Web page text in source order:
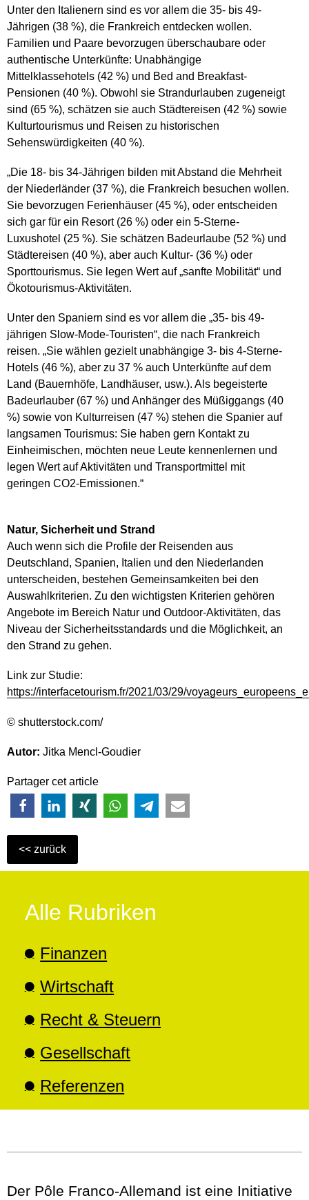
Unter den Italienern sind es vor allem die 35- bis 49-
Jährigen (38 %), die Frankreich entdecken wollen.
Familien und Paare bevorzugen überschaubare oder
authentische Unterkünfte: Unabhängige
Mittelklassehotels (42 %) und Bed and Breakfast-
Pensionen (40 %). Obwohl sie Strandurlauben zugeneigt
sind (65 %), schätzen sie auch Städtereisen (42 %) sowie
Kulturtourismus und Reisen zu historischen
Sehenswürdigkeiten (40 %).
„Die 18- bis 34-Jährigen bilden mit Abstand die Mehrheit
der Niederländer (37 %), die Frankreich besuchen wollen.
Sie bevorzugen Ferienhäuser (45 %), oder entscheiden
sich gar für ein Resort (26 %) oder ein 5-Sterne-
Luxushotel (25 %). Sie schätzen Badeurlaube (52 %) und
Städtereisen (40 %), aber auch Kultur- (36 %) oder
Sporttourismus. Sie legen Wert auf „sanfte Mobilität“ und
Ökotourismus-Aktivitäten.
Unter den Spaniern sind es vor allem die „35- bis 49-
jährigen Slow-Mode-Touristen“, die nach Frankreich
reisen. „Sie wählen gezielt unabhängige 3- bis 4-Sterne-
Hotels (46 %), aber zu 37 % auch Unterkünfte auf dem
Land (Bauernhöfe, Landhäuser, usw.). Als begeisterte
Badeurlauber (67 %) und Anhänger des Müßiggangs (40
%) sowie von Kulturreisen (47 %) stehen die Spanier auf
langsamen Tourismus: Sie haben gern Kontakt zu
Einheimischen, möchten neue Leute kennenlernen und
legen Wert auf Aktivitäten und Transportmittel mit
geringen CO2-Emissionen.“
Natur, Sicherheit und Strand
Auch wenn sich die Profile der Reisenden aus
Deutschland, Spanien, Italien und den Niederlanden
unterscheiden, bestehen Gemeinsamkeiten bei den
Auswahlkriterien. Zu den wichtigsten Kriterien gehören
Angebote im Bereich Natur und Outdoor-Aktivitäten, das
Niveau der Sicherheitsstandards und die Möglichkeit, an
den Strand zu gehen.
Link zur Studie:
https://interfacetourism.fr/2021/03/29/
© shutterstock.com/
Autor: Jitka Mencl-Goudier
Partager cet article
Alle Rubriken
Finanzen
Wirtschaft
Recht & Steuern
Gesellschaft
Referenzen
Der Pôle Franco-Allemand ist eine Initiative